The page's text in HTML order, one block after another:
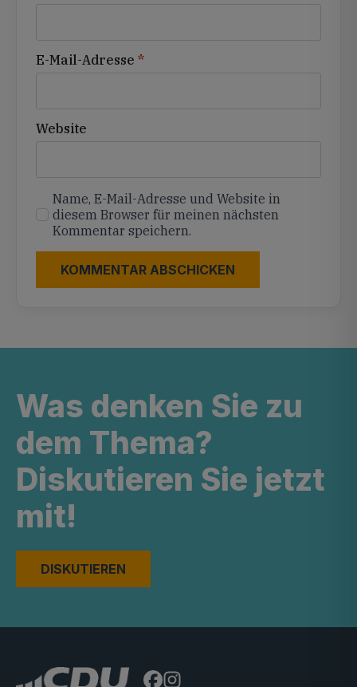
E-Mail-Adresse *
Website
Name, E-Mail-Adresse und Website in
diesem Browser für meinen nächsten
Kommentar speichern.
Was denken Sie zu
dem Thema?
Diskutieren Sie jetzt
mit!
DISKUTIEREN